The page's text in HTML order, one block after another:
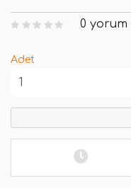
0 yorum
Adet